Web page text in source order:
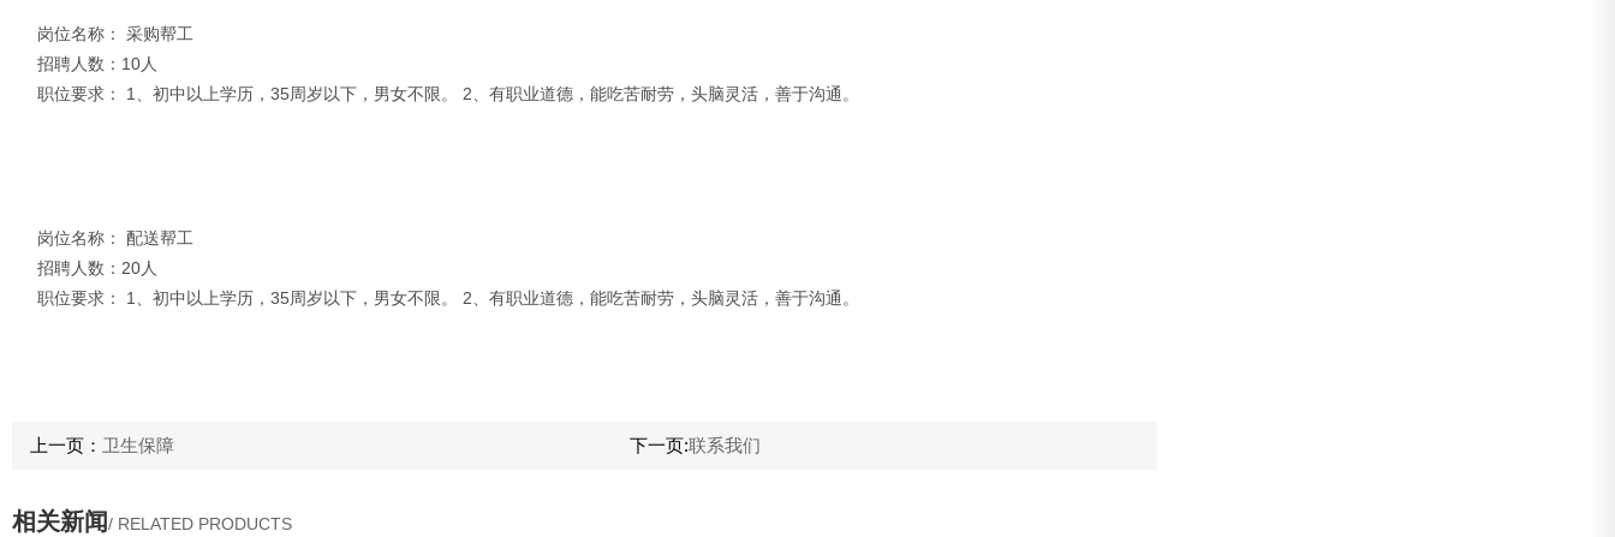
岗位名称： 采购帮工
招聘人数：10人
职位要求： 1、初中以上学历，35周岁以下，男女不限。 2、有职业道德，能吃苦耐劳，头脑灵活，善于沟通。
岗位名称： 配送帮工
招聘人数：20人
职位要求： 1、初中以上学历，35周岁以下，男女不限。 2、有职业道德，能吃苦耐劳，头脑灵活，善于沟通。
上一页： 卫生保障 下一页:联系我们
相关新闻/ RELATED PRODUCTS